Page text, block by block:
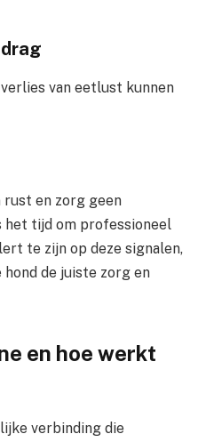
van eetlust kunnen
rust en zorg geen
het tijd om professioneel
te zijn op deze signalen,
de juiste zorg en
en hoe werkt
verbinding die